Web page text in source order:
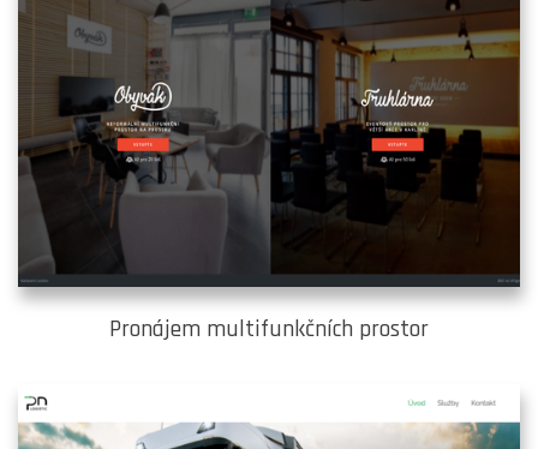
Pronájem multifunkčních prostor